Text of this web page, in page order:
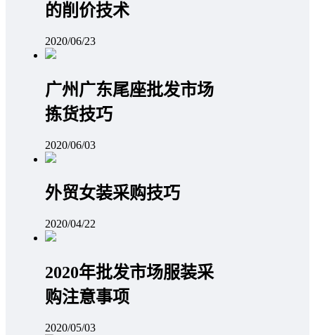
的削价技术
2020/06/23
广州广东尾座批发市场
拣货技巧
2020/06/03
外贸女装采购技巧
2020/04/22
2020年批发市场服装采
购注意事项
2020/05/03